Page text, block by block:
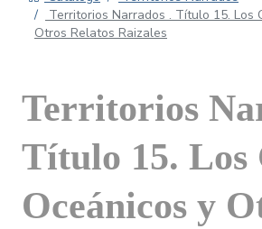
Territorios Narrados . Título 15. Los
Otros Relatos Raizales
Territorios
Título 15. Los
Oceánicos y